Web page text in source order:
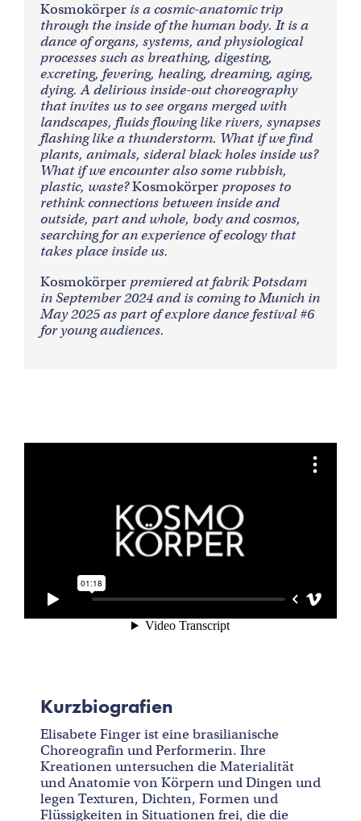
Kosmokörper is a cosmic-anatomic trip
through the inside of the human body. It is a
dance of organs, systems, and physiological
processes such as breathing, digesting,
excreting, fevering, healing, dreaming, aging,
dying. A delirious inside-out choreography
that invites us to see organs merged with
landscapes, fluids flowing like rivers, synapses
flashing like a thunderstorm. What if we find
plants, animals, sideral black holes inside us?
What if we encounter also some rubbish,
plastic, waste?Kosmokörper proposes to
rethink connections between inside and
outside, part and whole, body and cosmos,
searching for an experience of ecology that
takes place inside us.
Kosmokörper premiered at fabrik Potsdam
in September 2024 and is coming to Munich in
May 2025 as part of explore dance festival #6
for young audiences.
Kurzbiografien
Elisabete Finger ist eine brasilianische
Choreografin und Performerin. Ihre
Kreationen untersuchen die Materialität
und Anatomie von Körpern und Dingen und
legen Texturen, Dichten, Formen und
Flüssigkeiten in Situationen frei, die die